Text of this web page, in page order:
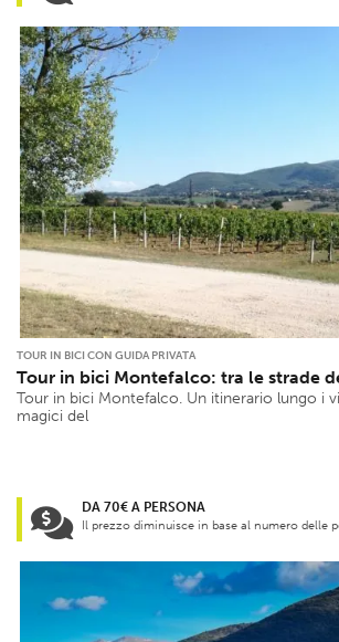
TOUR IN BICI CON GUIDA PRIVATA
Tour in bici Montefalco: tra le strade
Tour in bici Montefalco. Un itinerario lungo i
magici del
DA 70€ A PERSONA
Il prezzo diminuisce in base al numero delle